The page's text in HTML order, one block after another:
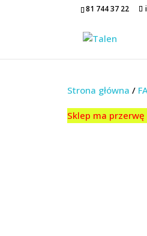
81 744 37 22
Strona główna /
Sklep ma